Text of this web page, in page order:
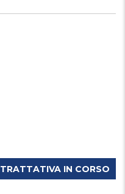
TRATTATIVA IN CORSO